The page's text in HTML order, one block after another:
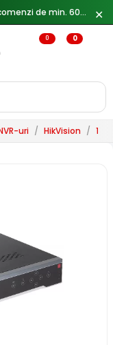
✕
0 0
uri / HikVision / 16